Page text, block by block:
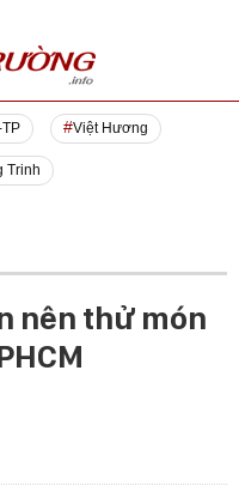
Việt Hương
Trinh
nên thử món